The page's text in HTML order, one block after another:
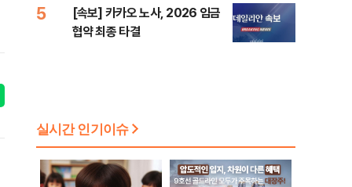
5
[속보] 카카오 노사, 2026 임금
협약 최종 타결